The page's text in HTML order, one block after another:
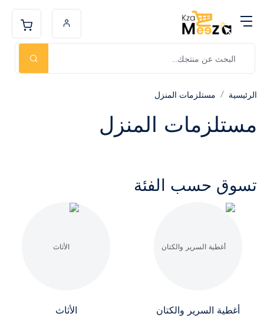
الرئيسية مستلزمات المنزل
مستلزمات المنزل
تسوق حسب الفئة
أغطية السرير والكتان الأثاث